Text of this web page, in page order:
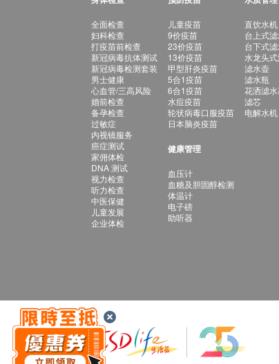
全面检查
妇科检查
打疫苗前检查
新冠病毒抗体测试
新冠病毒检测套装
男士健康
心血管/三高风险
婚前检查
备孕检查
过敏症
内视镜服务
癌症测试
家佣体检
DNA 测试
视力检查
听力检查
中医保健
儿童发展
企业体检
儿童疫苗
9价疫苗
23价疫苗
13价疫苗
甲型肝炎疫苗
5合1疫苗
6合1疫苗
水痘疫苗
轮状病毒口服疫苗
日本脑炎疫苗
健康管理
血压计
血糖及胆固醇检测
体温计
电子磅
助听器
直饮水机
台上式
台下式
水龙头
滤水壶
滤水瓶
花洒滤水
滤芯
电解水机